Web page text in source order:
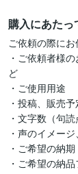
購入にあたっ
ご依頼の際に
・ご依頼者様
ど
・ご使用用途
・投稿、販売
・文字数（句
・声のイメー
・ご希望の納
・ご希望の納